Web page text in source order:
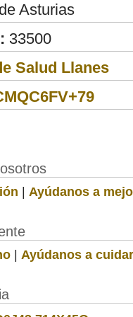
Asturias
33500
Salud Llanes
| Ayúdanos a
| Ayúdanos a